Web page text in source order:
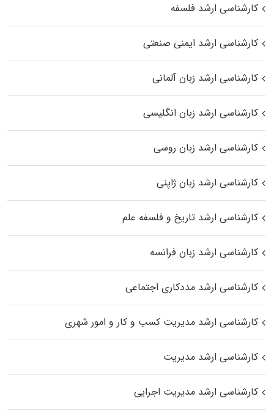
کارشناسی ارشد فلسفه
کارشناسی ارشد ایمنی صنعتی
کارشناسی ارشد زبان آلمانی
کارشناسی ارشد زبان انگلیسی
کارشناسی ارشد زبان روسی
کارشناسی ارشد زبان ژاپنی
کارشناسی ارشد تاریخ و فلسفه علم
کارشناسی ارشد زبان فرانسه
کارشناسی ارشد مددکاری اجتماعی
کارشناسی ارشد مدیریت کسب و کار و امور شهری
کارشناسی ارشد مدیریت
کارشناسی ارشد مدیریت اجرایی